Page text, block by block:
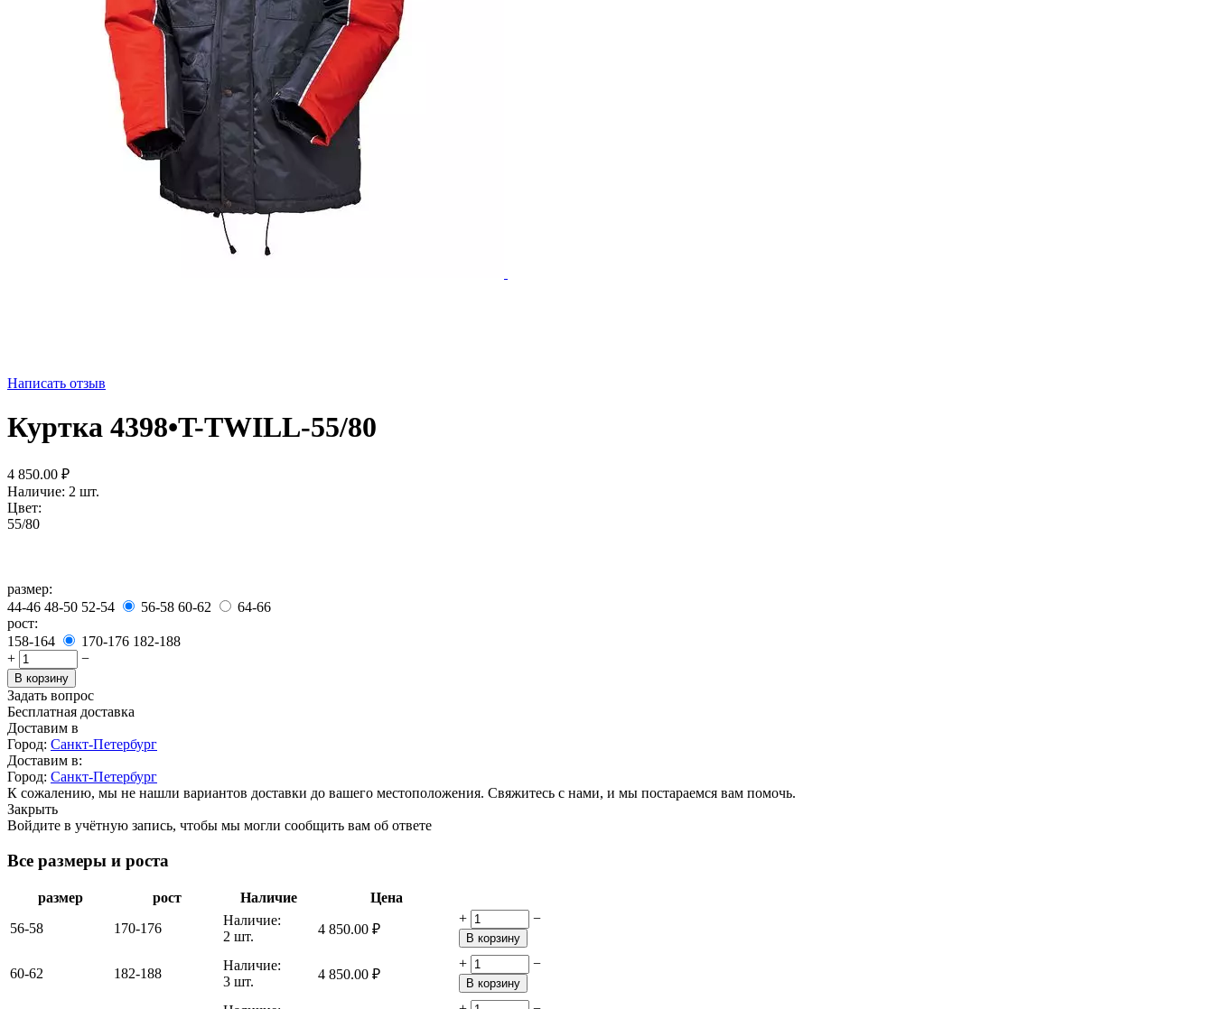
Написать отзыв
Куртка 4398•T-TWILL-55/80
4 850.00 ₽
Наличие: 2 шт.
Цвет:
55/80
размер:
44-46 48-50 52-54 56-58 60-62
64-66
рост:
158-164
170-176 182-188
+
−
В корзину
Задать вопрос
Бесплатная доставка
Доставим в
Город: Санкт-Петербург
Доставим в:
Город: Санкт-Петербург
К сожалению, мы не нашли вариантов доставки до вашего местоположения. Свяжитесь с нами, и мы постараемся вам помочь.
Закрыть
Войдите в учётную запись, чтобы мы могли сообщить вам об ответе
Все размеры и роста
размер рост Наличие
Цена
56-58
170-176
Наличие:
2 шт.
4 850.00 ₽
+ −
В корзину
60-62 182-188
Наличие:
3 шт.
4 850.00 ₽
+ −
В корзину